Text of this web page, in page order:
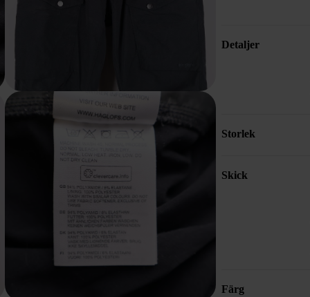
Detaljer
Storlek
Skick
Färg